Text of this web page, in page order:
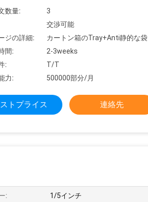
数量:
3
交渉可能
ジの詳細:
カートン箱のTray+Anti静的な袋
間:
2-3weeks
:
T/T
力:
500000部分/月
トプライス 連絡先
: 1/5インチ